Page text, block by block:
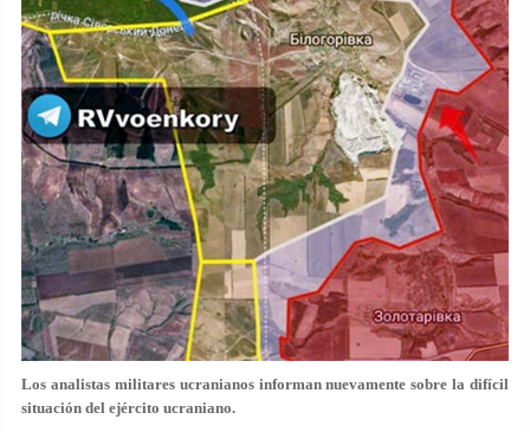
Los analistas militares ucranianos informan nuevamente sobre la difícil
situación del ejército ucraniano.